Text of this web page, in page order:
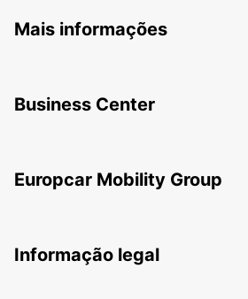
Mais informações
Business Center
Europcar Mobility Group
Informação legal